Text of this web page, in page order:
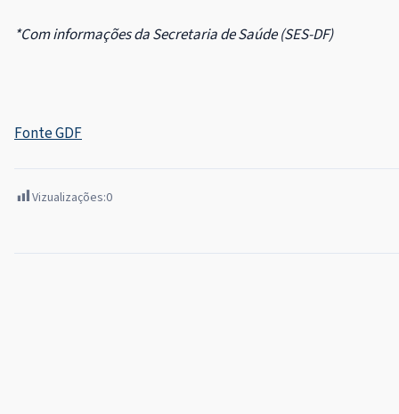
*Com informações da Secretaria de Saúde (SES-DF)
Fonte GDF
Vizualizações:0